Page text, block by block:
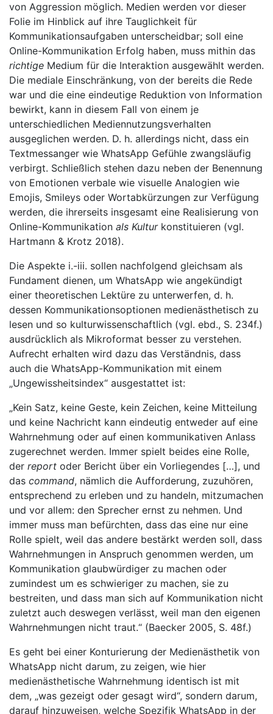
von Aggression möglich. Medien werden vor dieser
Folie im Hinblick auf ihre Tauglichkeit für
Kommunikationsaufgaben unterscheidbar; soll eine
Online-Kommunikation Erfolg haben, muss mithin das
richtige Medium für die Interaktion ausgewählt werden.
Die mediale Einschränkung, von der bereits die Rede
war und die eine eindeutige Reduktion von Information
bewirkt, kann in diesem Fall von einem je
unterschiedlichen Mediennutzungsverhalten
ausgeglichen werden. D. h. allerdings nicht, dass ein
Textmessanger wie WhatsApp Gefühle zwangsläufig
verbirgt. Schließlich stehen dazu neben der Benennung
von Emotionen verbale wie visuelle Analogien wie
Emojis, Smileys oder Wortabkürzungen zur Verfügung
werden, die ihrerseits insgesamt eine Realisierung von
Online-Kommunikation als Kultur konstituieren (vgl.
Hartmann & Krotz 2018).
Die Aspekte i.-iii. sollen nachfolgend gleichsam als
Fundament dienen, um WhatsApp wie angekündigt
einer theoretischen Lektüre zu unterwerfen, d. h.
dessen Kommunikationsoptionen medienästhetisch zu
lesen und so kulturwissenschaftlich (vgl. ebd., S. 234f.)
ausdrücklich als Mikroformat besser zu verstehen.
Aufrecht erhalten wird dazu das Verständnis, dass
auch die WhatsApp-Kommunikation mit einem
„Ungewissheitsindex“ ausgestattet ist:
„Kein Satz, keine Geste, kein Zeichen, keine Mitteilung
und keine Nachricht kann eindeutig entweder auf eine
Wahrnehmung oder auf einen kommunikativen Anlass
zugerechnet werden. Immer spielt beides eine Rolle,
der report oder Bericht über ein Vorliegendes […], und
das command, nämlich die Aufforderung, zuzuhören,
entsprechend zu erleben und zu handeln, mitzumachen
und vor allem: den Sprecher ernst zu nehmen. Und
immer muss man befürchten, dass das eine nur eine
Rolle spielt, weil das andere bestärkt werden soll, dass
Wahrnehmungen in Anspruch genommen werden, um
Kommunikation glaubwürdiger zu machen oder
zumindest um es schwieriger zu machen, sie zu
bestreiten, und dass man sich auf Kommunikation nicht
zuletzt auch deswegen verlässt, weil man den eigenen
Wahrnehmungen nicht traut.“ (Baecker 2005, S. 48f.)
Es geht bei einer Konturierung der Medienästhetik von
WhatsApp nicht darum, zu zeigen, wie hier
medienästhetische Wahrnehmung identisch ist mit
dem, „was gezeigt oder gesagt wird“, sondern darum,
darauf hinzuweisen, welche Spezifik WhatsApp in der